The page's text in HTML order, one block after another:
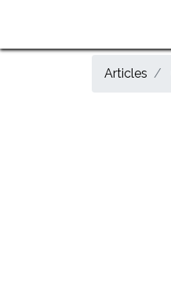
Articles